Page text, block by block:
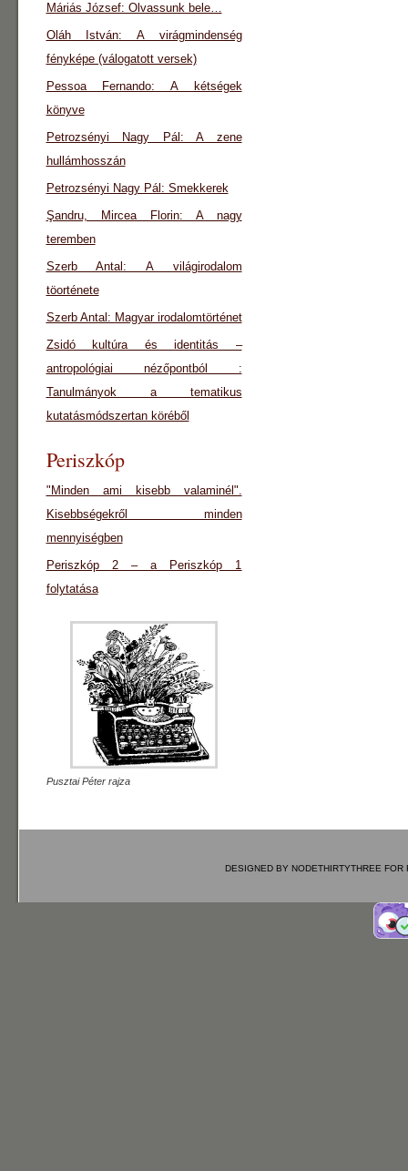
Máriás József: Olvassunk bele…
Oláh István: A virágmindenség
fényképe (válogatott versek)
Pessoa Fernando: A kétségek
könyve
Petrozsényi Nagy Pál: A zene
hullámhosszán
Petrozsényi Nagy Pál: Smekkerek
Şandru, Mircea Florin: A nagy
teremben
Szerb Antal: A világirodalom
töorténete
Szerb Antal: Magyar irodalomtörténet
Zsidó kultúra és identitás –
antropológiai nézőpontból :
Tanulmányok a tematikus
kutatásmódszertan köréből
Periszkóp
"Minden ami kisebb valaminél".
Kisebbségekről minden
mennyiségben
Periszkóp 2 – a Periszkóp 1
folytatása
Pusztai Péter rajza
DESIGNED BY NODETHIRTYTHREE FOR